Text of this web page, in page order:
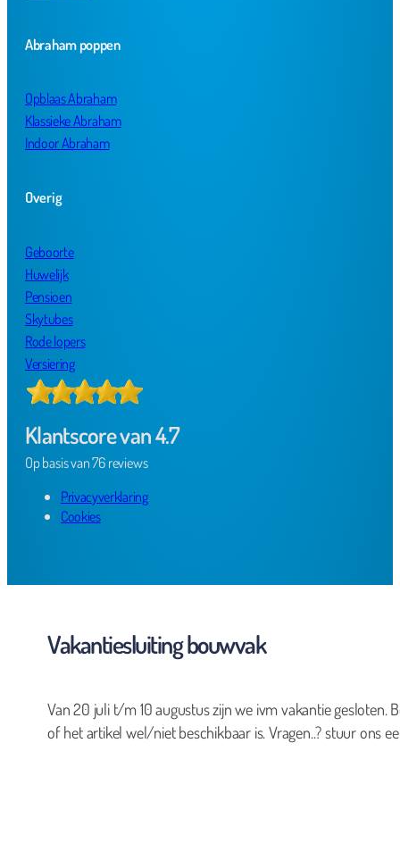
Abraham poppen
Opblaas Abraham
Klassieke Abraham
Indoor Abraham
Overig
Geboorte
Huwelijk
Pensioen
Skytubes
Rode lopers
Versiering
Klantscore van 4.7
Op basis van 76 reviews
Privacyverklaring
Cookies
Vakantiesluiting bouwvak
Van 20 juli t/m 10 augustus zijn we ivm vakantie gesloten.
of het artikel wel/niet beschikbaar is. Vragen..? stuur ons